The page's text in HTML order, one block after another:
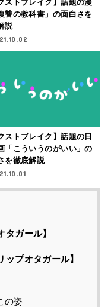
ストブレイク】話題の漫
讐の教科書」の面白さを
説
ストブレイク】話題の日
「こういうのがいい」の
を徹底解説
タガール】
プオタガール】
の姿